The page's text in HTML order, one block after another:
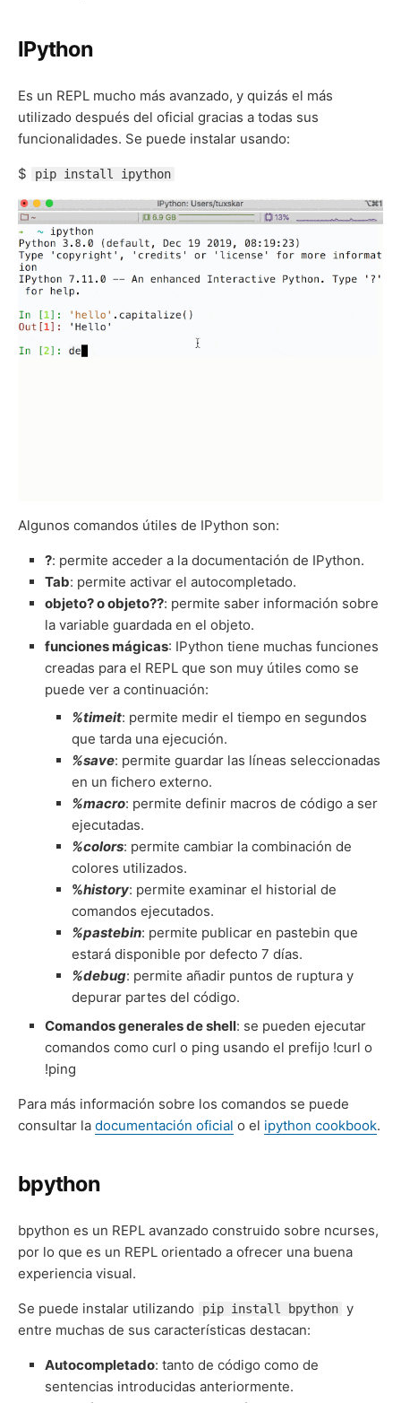
IPython
Es un REPL mucho más avanzado, y quizás el más
utilizado después del oficial gracias a todas sus
funcionalidades. Se puede instalar usando:
$ pip install ipython
Algunos comandos útiles de IPython son:
?: permite acceder a la documentación de IPython.
Tab: permite activar el autocompletado.
objeto? o objeto??: permite saber información sobre
la variable guardada en el objeto.
funciones mágicas: IPython tiene muchas funciones
creadas para el REPL que son muy útiles como se
puede ver a continuación:
%timeit: permite medir el tiempo en segundos
que tarda una ejecución.
%save: permite guardar las líneas seleccionadas
en un fichero externo.
%macro: permite definir macros de código a ser
ejecutadas.
%colors: permite cambiar la combinación de
colores utilizados.
%history: permite examinar el historial de
comandos ejecutados.
%pastebin: permite publicar en pastebin que
estará disponible por defecto 7 días.
%debug: permite añadir puntos de ruptura y
depurar partes del código.
Comandos generales de shell: se pueden ejecutar
comandos como curl o ping usando el prefijo !curl o
!ping
Para más información sobre los comandos se puede
consultar la documentación oficial o el ipython cookbook.
bpython
bpython es un REPL avanzado construido sobre ncurses,
por lo que es un REPL orientado a ofrecer una buena
experiencia visual.
Se puede instalar utilizando pip install bpython y
entre muchas de sus características destacan:
Autocompletado: tanto de código como de
sentencias introducidas anteriormente.